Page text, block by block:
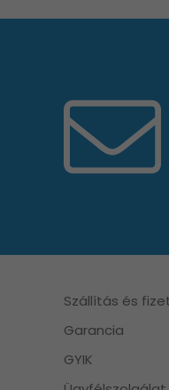
Szállítás és
Garancia
GYIK